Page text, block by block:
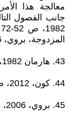
معالجة هذا
جانب الفصول
المزدوجة، بروي، 2006، ص 157-188.
43. هارمان 1982، ص. 56؛ نيتل، 1966، ص. 745.
44. كون، 2012، ص. 61.
45. بروي، 2006، ص 177-179.